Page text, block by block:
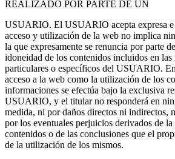
REALIZADO POR PARTE DE UN
USUARIO. El USUARIO acepta expresa e
acceso y utilización de la web no implica
la que expresamente se renuncia por parte
idoneidad de los contenidos incluidos en las
particulares o específicos del USUARIO.
acceso a la web como la utilización de los
informaciones se efectúa bajo la exclusiva
USUARIO, y el titular no responderá en
medida, ni por daños directos ni indirectos,
por los eventuales perjuicios derivados de
contenidos o de las conclusiones que el
de la utilización de los mismos.